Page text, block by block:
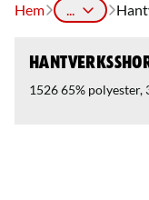
Hem ...
1526 65% polyester,